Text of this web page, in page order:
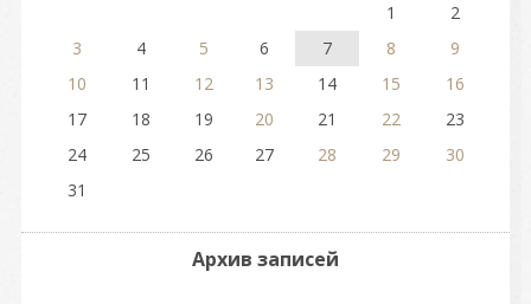
1
2
3
4 5 6 7 8
9
10
11 12 13 14 15
16
17
18 19 20 21 22
23
24
25 26 27 28 29
30
31
Архив записей